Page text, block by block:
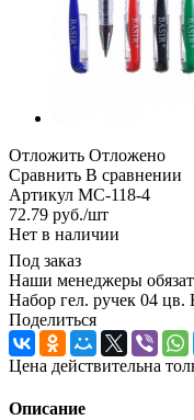
Отложить Отложено
Сравнить В сравнении
Артикул МС-118-4
72.79 руб./шт
Нет в наличии
Под заказ
Наши менеджеры
Набор гел. ручек 04 цв.
Поделиться
Цена действительна
Описание